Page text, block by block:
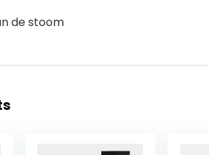
de stoom